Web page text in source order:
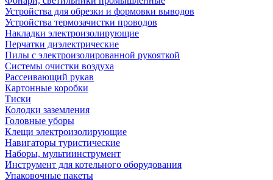
Устройства для обрезки и формовки выводов
Устройства термозачистки проводов
Накладки электроизолирующие
Перчатки диэлектрические
Пилы с электроизолированной рукояткой
Системы очистки воздуха
Рассеивающий рукав
Картонные коробки
Тиски
Колодки заземления
Головные уборы
Клещи электроизолирующие
Навигаторы туристические
Наборы, мультиинструмент
Инструмент для котельного оборудования
Упаковочные пакеты